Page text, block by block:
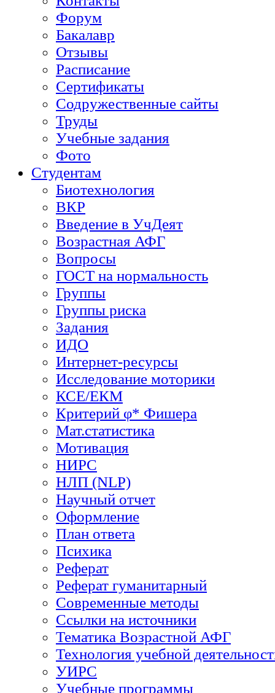
Форум
Бакалавр
Отзывы
Расписание
Сертификаты
Содружественные сайты
Труды
Учебные задания
Фото
Студентам
Биотехнология
ВКР
Введение в УчДеят
Возрастная АФГ
Вопросы
ГОСТ на нормальность
Группы
Группы риска
Задания
ИДО
Интернет-ресурсы
Исследование моторики
КСЕ/ЕКМ
Критерий φ* Фишера
Мат.статистика
Мотивация
НИРС
НЛП (NLP)
Научный отчет
Оформление
План ответа
Психика
Реферат
Реферат гуманитарный
Современные методы
Ссылки на источники
Тематика Возрастной АФГ
Технология учебной
УИРС
Учебные программы